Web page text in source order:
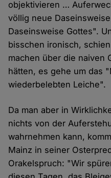
objektivieren …
völlig neue
Daseinsweise Gottes".
bisschen ironisch,
machen über die naiven
hätten, es gehe um das
wiederbelebten Leiche".
Da man aber in
nichts von der
wahrnehmen kann,
Mainz in seiner
Orakelspruch: "Wir